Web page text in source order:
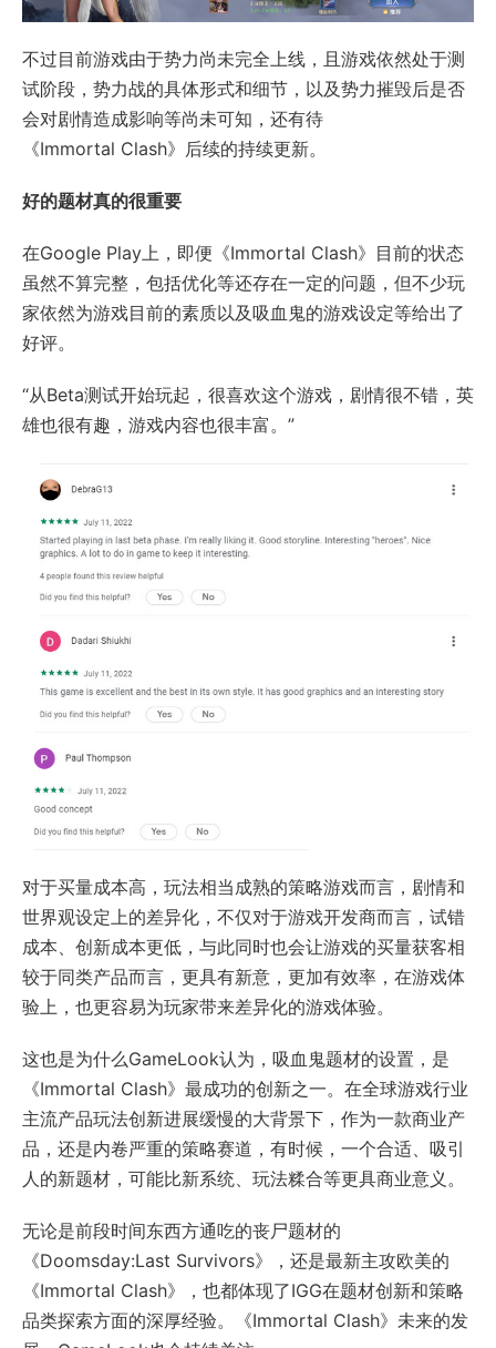
不过目前游戏由于势力尚未完全上线，且游戏依然处于测
试阶段，势力战的具体形式和细节，以及势力摧毁后是否
会对剧情造成影响等尚未可知，还有待
《Immortal Clash》后续的持续更新。
好的题材真的很重要
在Google Play上，即便《Immortal Clash》目前的状态
虽然不算完整，包括优化等还存在一定的问题，但不少玩
家依然为游戏目前的素质以及吸血鬼的游戏设定等给出了
好评。
“从Beta测试开始玩起，很喜欢这个游戏，剧情很不错，英
雄也很有趣，游戏内容也很丰富。”
对于买量成本高，玩法相当成熟的策略游戏而言，剧情和
世界观设定上的差异化，不仅对于游戏开发商而言，试错
成本、创新成本更低，与此同时也会让游戏的买量获客相
较于同类产品而言，更具有新意，更加有效率，在游戏体
验上，也更容易为玩家带来差异化的游戏体验。
这也是为什么GameLook认为，吸血鬼题材的设置，是
《Immortal Clash》最成功的创新之一。在全球游戏行业
主流产品玩法创新进展缓慢的大背景下，作为一款商业产
品，还是内卷严重的策略赛道，有时候，一个合适、吸引
人的新题材，可能比新系统、玩法糅合等更具商业意义。
无论是前段时间东西方通吃的丧尸题材的
《Doomsday:Last Survivors》，还是最新主攻欧美的
《Immortal Clash》，也都体现了IGG在题材创新和策略
品类探索方面的深厚经验。《Immortal Clash》未来的发